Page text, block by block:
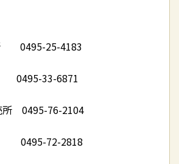
0495-25-4183
0495-33-6871
所 0495-76-2104
0495-72-2818